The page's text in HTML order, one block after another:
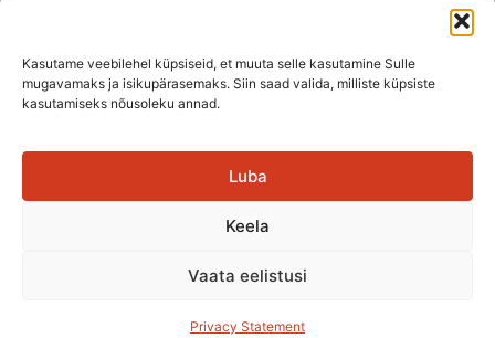
Kasutame veebilehel küpsiseid, et muuta selle kasutamine Sulle
mugavamaks ja isikupärasemaks. Siin saad valida, milliste küpsiste
kasutamiseks nõusoleku annad.
Luba
Keela
Vaata eelistusi
Privacy Statement